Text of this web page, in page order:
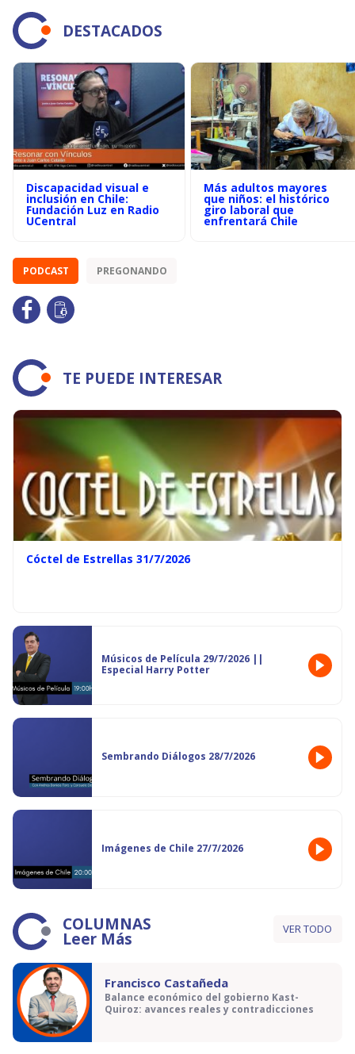
DESTACADOS
Discapacidad visual e
inclusión en Chile:
Fundación Luz en Radio
UCentral
Más adultos mayores
que niños: el histórico
giro laboral que
enfrentará Chile
PODCAST PREGONANDO
TE PUEDE INTERESAR
Cóctel de Estrellas 31/7/2026
Músicos de Película 29/7/2026 ||
Especial Harry Potter
Sembrando Diálogos 28/7/2026
Imágenes de Chile 27/7/2026
COLUMNAS
Leer Más VER TODO
Francisco Castañeda
Balance económico del gobierno Kast-
Quiroz: avances reales y contradicciones